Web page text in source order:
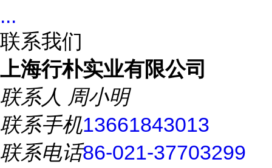
...
联系我们
上海行朴实业有限公司
联系人 周小明
联系手机13661843013
联系电话86-021-37703299